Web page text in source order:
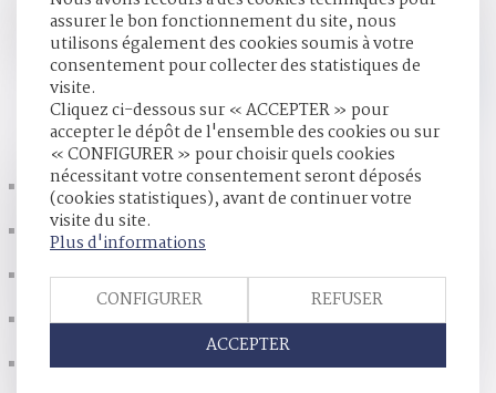
public international français. Ce contrôle s’applique
particulièrement aux jugements relatifs à l’état des
personnes, tels que les décisions d’adoption...Lire la suite
HISTORIQUE
Droit de visite et placement d’enfants : quelle place pour
la parole des mineurs ?
Évolution des facultés contributives des parents pour le
paiement de la pension alimentaire
Prévention de la récidive en matière de viol et d'agressions
sexuelles
Successions et dettes fiscales : l’importance de déclarer les
créances dans les délais légaux
Réforme de la justice pénale des mineurs : les nouveaux
assurer le bon fonctionnement du site, nous
utilisons également des cookies soumis à votre
consentement pour collecter des statistiques de
visite.
Cliquez ci-dessous sur « ACCEPTER » pour
accepter le dépôt de l'ensemble des cookies ou sur
« CONFIGURER » pour choisir quels cookies
nécessitant votre consentement seront déposés
(cookies statistiques), avant de continuer votre
visite du site.
Plus d'informations
CONFIGURER
REFUSER
ACCEPTER